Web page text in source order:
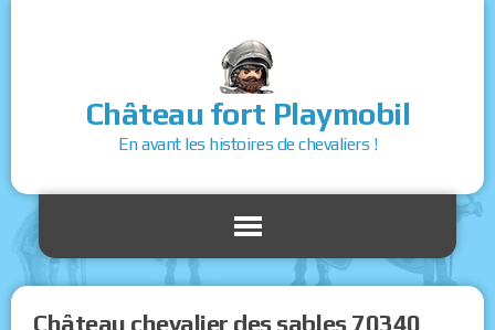
Château fort Playmobil
En avant les histoires de chevaliers !
Château chevalier des sables 70340